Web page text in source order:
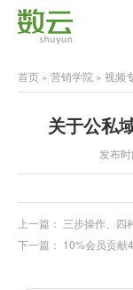
首页 » 营销学院 » 视频
关于公私
发布
上一篇： 三步操作、四
下一篇： 10%会员贡献